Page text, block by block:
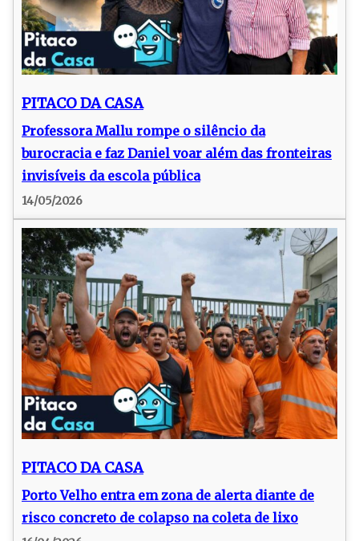
PITACO DA CASA
Professora Mallu rompe o silêncio da
burocracia e faz Daniel voar além das fronteiras
invisíveis da escola pública
14/05/2026
PITACO DA CASA
Porto Velho entra em zona de alerta diante de
risco concreto de colapso na coleta de lixo